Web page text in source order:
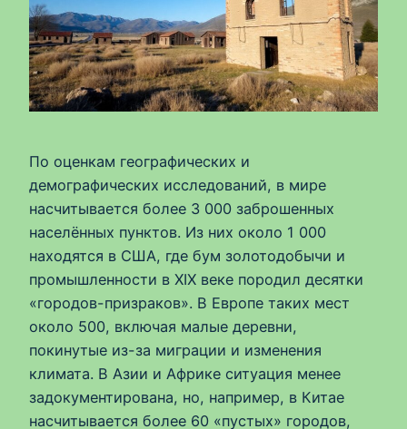
По оценкам географических и
демографических исследований, в мире
насчитывается более 3 000 заброшенных
населённых пунктов. Из них около 1 000
находятся в США, где бум золотодобычи и
промышленности в XIX веке породил десятки
«городов-призраков». В Европе таких мест
около 500, включая малые деревни,
покинутые из-за миграции и изменения
климата. В Азии и Африке ситуация менее
задокументирована, но, например, в Китае
насчитывается более 60 «пустых» городов,